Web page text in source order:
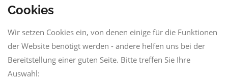
Cookies
Wir setzen Cookies ein, von denen einige für die Funktionen
der Website benötigt werden - andere helfen uns bei der
Bereitstellung einer guten Seite. Bitte treffen Sie Ihre
Auswahl: